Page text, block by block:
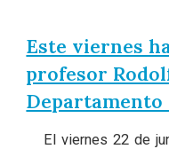
Este viernes
profesor
Departamento
El viernes 22 de